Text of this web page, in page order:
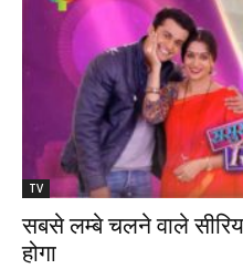
TV
सबसे लम्बे चलने वाले
होगा